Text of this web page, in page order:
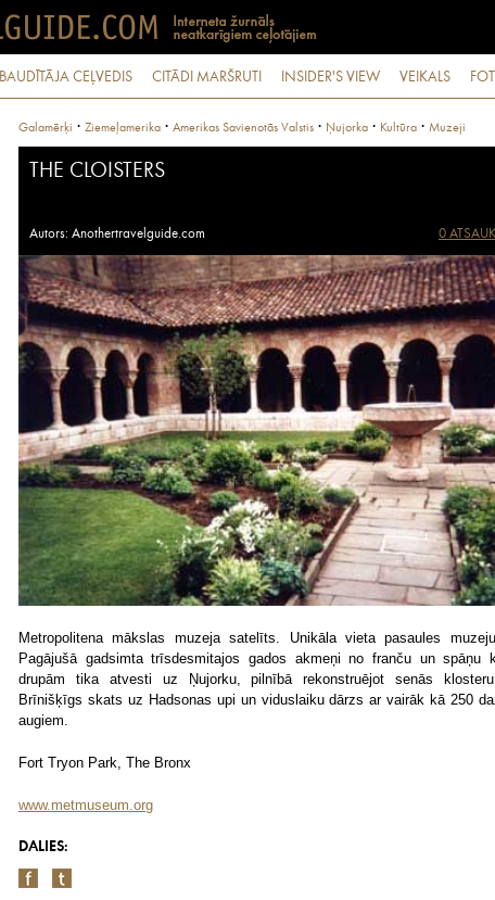
BAUDĪTĀJA CEĻVEDIS CITĀDI MARŠRUTI INSIDER'S VIEW VEIKALS
Galamērķi · Ziemeļamerika · Amerikas Savienotās Valstis · Ņujorka · Kultūra · Muzeji
THE CLOISTERS
Autors: Anothertravelguide.com 0
Metropolitena mākslas muzeja satelīts. Unikāla vieta pasaules
Pagājušā gadsimta trīsdesmitajos gados akmeņi no franču un spāņu
drupām tika atvesti uz Ņujorku, pilnībā rekonstruējot senās
Brīnišķīgs skats uz Hadsonas upi un viduslaiku dārzs ar vairāk kā 250
augiem.
Fort Tryon Park, The Bronx
www.metmuseum.org
DALIES: